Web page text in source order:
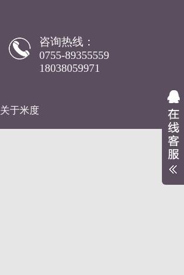
咨询热线：
0755-89355559
18038059971
关于米度